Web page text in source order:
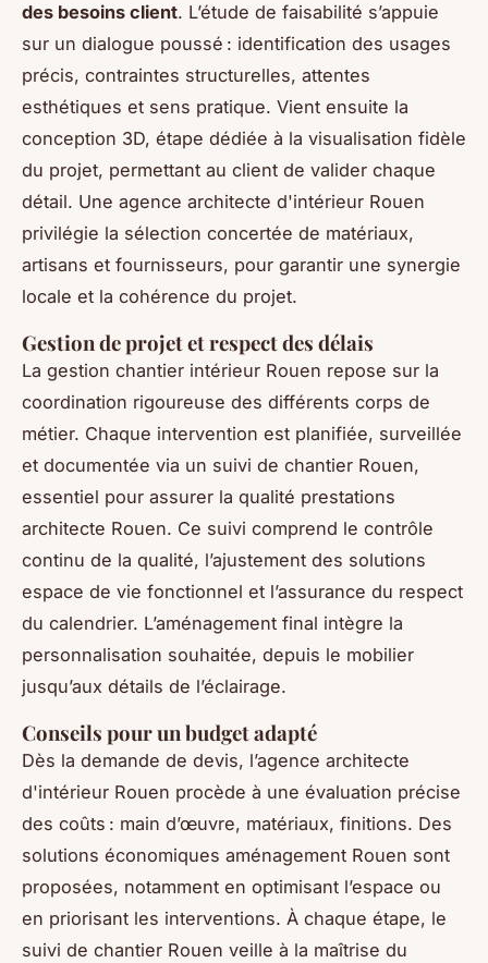
des besoins client. L’étude de faisabilité s’appuie
sur un dialogue poussé : identification des usages
précis, contraintes structurelles, attentes
esthétiques et sens pratique. Vient ensuite la
conception 3D, étape dédiée à la visualisation fidèle
du projet, permettant au client de valider chaque
détail. Une agence architecte d'intérieur Rouen
privilégie la sélection concertée de matériaux,
artisans et fournisseurs, pour garantir une synergie
locale et la cohérence du projet.
Gestion de projet et respect des délais
La gestion chantier intérieur Rouen repose sur la
coordination rigoureuse des différents corps de
métier. Chaque intervention est planifiée, surveillée
et documentée via un suivi de chantier Rouen,
essentiel pour assurer la qualité prestations
architecte Rouen. Ce suivi comprend le contrôle
continu de la qualité, l’ajustement des solutions
espace de vie fonctionnel et l’assurance du respect
du calendrier. L’aménagement final intègre la
personnalisation souhaitée, depuis le mobilier
jusqu’aux détails de l’éclairage.
Conseils pour un budget adapté
Dès la demande de devis, l’agence architecte
d'intérieur Rouen procède à une évaluation précise
des coûts : main d’œuvre, matériaux, finitions. Des
solutions économiques aménagement Rouen sont
proposées, notamment en optimisant l’espace ou
en priorisant les interventions. À chaque étape, le
suivi de chantier Rouen veille à la maîtrise du